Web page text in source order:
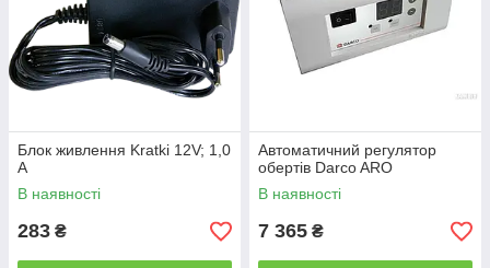
Блок живлення Kratki 12V; 1,0
A
В наявності
283 ₴
Автоматичний регулятор
обертів Darco ARO
В наявності
7 365 ₴